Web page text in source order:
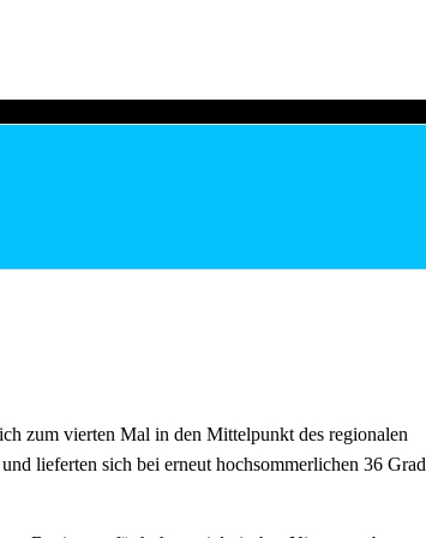
zum vierten Mal in den Mittelpunkt des regionalen
lieferten sich bei erneut hochsommerlichen 36 Grad